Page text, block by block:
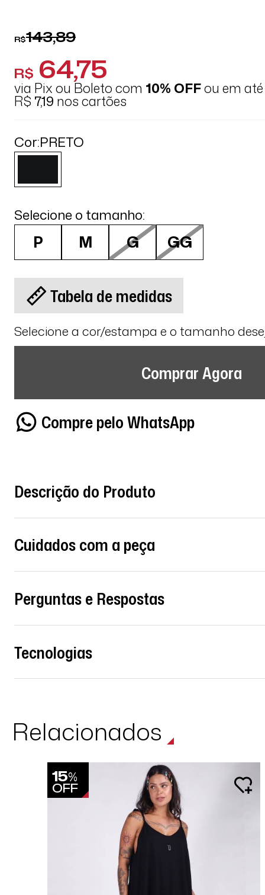
R$143,89
R$ 64,75
via Pix ou Boleto com 10% OFFou em
R$ 7,19 nos cartões
Cor:PRETO
Selecione o tamanho:
P M G GG
Tabela de medidas
Selecione a cor/estampa e o tamanho
Comprar Agora
Compre pelo WhatsApp
Descrição do Produto
Cuidados com a peça
Perguntas e Respostas
Tecnologias
Relacionados
15%
OFF